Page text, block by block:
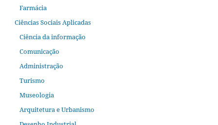
Farmácia
Ciências Sociais Aplicadas
Ciência da informação
Comunicação
Administração
Turismo
Museologia
Arquitetura e Urbanismo